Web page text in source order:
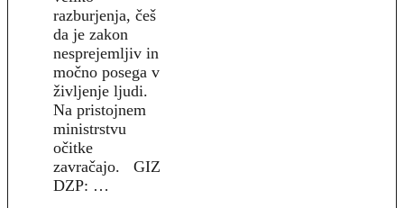
razburjenja, češ
da je zakon
nesprejemljiv in
močno posega v
življenje ljudi.
Na pristojnem
ministrstvu
očitke
zavračajo. GIZ
DZP: …